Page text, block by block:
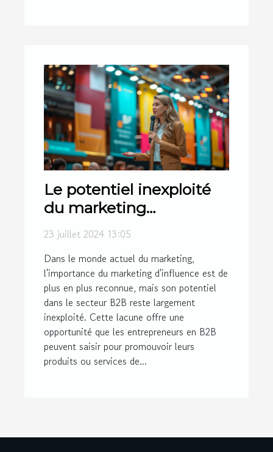
Le potentiel inexploité
du marketing
d'influence en B2B
23 juillet 2024 13:05
Dans le monde actuel du marketing,
l'importance du marketing d'influence est de
plus en plus reconnue, mais son potentiel
dans le secteur B2B reste largement
inexploité. Cette lacune offre une
opportunité que les entrepreneurs en B2B
peuvent saisir pour promouvoir leurs
produits ou services de...